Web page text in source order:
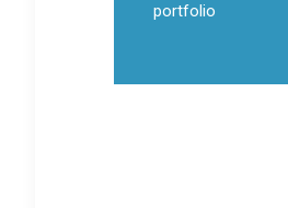
portfolio